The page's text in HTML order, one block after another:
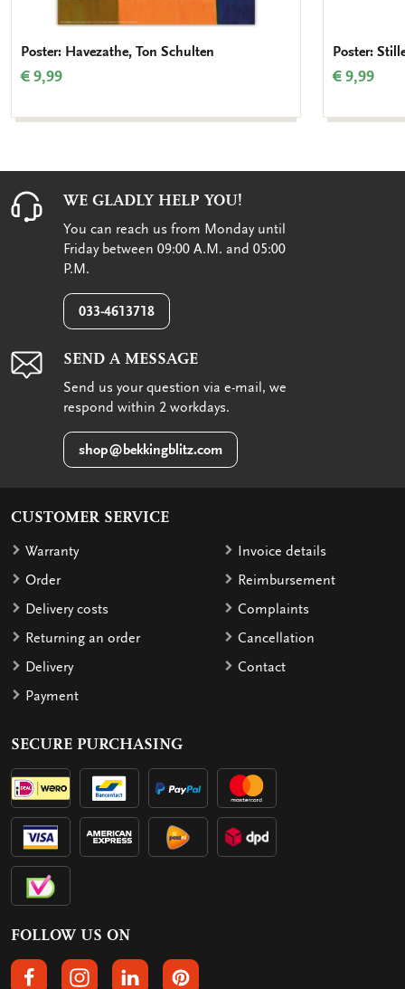
Poster: Havezathe, Ton Schulten
€ 9,99
Poster:
€ 9,99
WE GLADLY HELP YOU!
You can reach us from Monday until
Friday between 09:00 A.M. and 05:00
P.M.
033-4613718
SEND A MESSAGE
Send us your question via e-mail, we
respond within 2 workdays.
shop@bekkingblitz.com
CUSTOMER SERVICE
Warranty
Order
Delivery costs
Returning an order
Delivery
Payment
Invoice details
Reimbursement
Complaints
Cancellation
Contact
SECURE PURCHASING
FOLLOW US ON